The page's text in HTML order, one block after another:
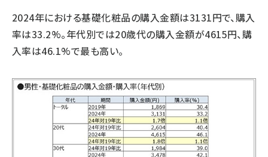
2024年における基礎化粧品の購入金額は3131円で、購入
率は33.2%。年代別では20歳代の購入金額が4615円、購
入率は46.1%で最も高い。